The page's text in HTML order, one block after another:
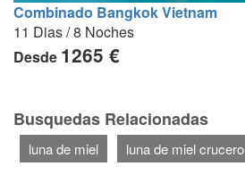
Combinado Bangkok Vietnam
11 Dias / 8 Noches
Desde 1265 €
Busquedas Relacionadas
luna de miel luna de miel crucero